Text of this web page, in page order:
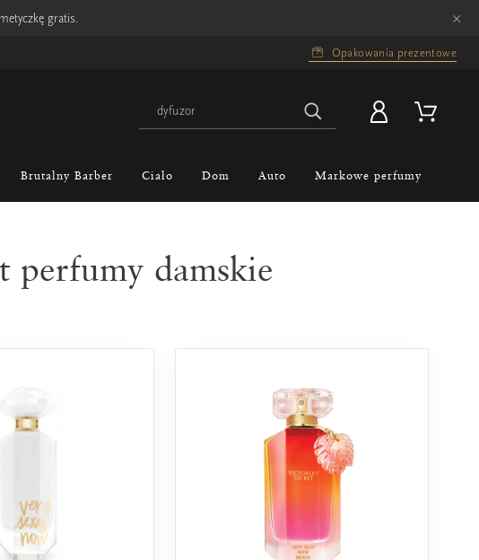
gratis. ×
Opakowania prezentowe
Brutalny Barber Ciało Dom Auto Markowe perfumy
perfumy damskie